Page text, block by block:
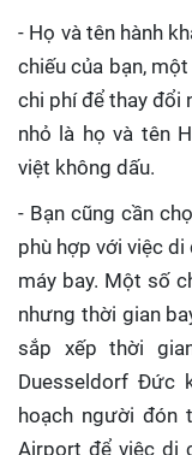
- Họ và tên hành
chiếu của bạn,
chi phí để thay đổi
nhỏ là họ và tên
việt không dấu.
- Bạn cũng cần
phù hợp với việc
máy bay. Một số
nhưng thời gian
sắp xếp thời
Duesseldorf Đức
hoạch người đón
Airport để việc di